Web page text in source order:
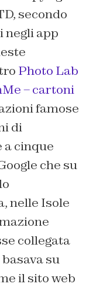
secondo
negli app
Photo Lab
– cartoni
famose
di
a cinque
che su
nelle Isole
collegata
su
il sito web